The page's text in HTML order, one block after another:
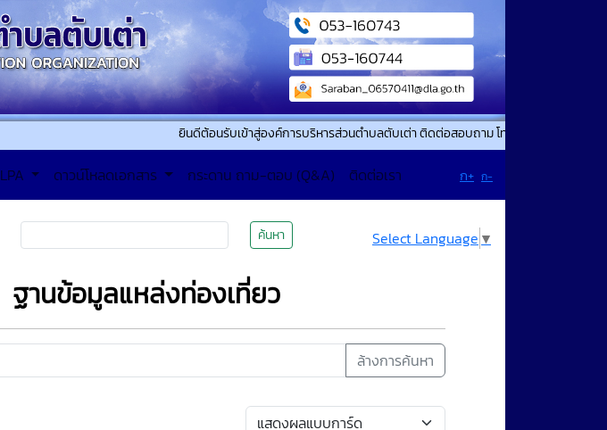
ยินดีต้อนรับเข้าสู่องค์การบริหารส่วนตำบลตับเต่า ติดต่อสอบถาม โทรศัพท์. 053-160743 โทรสาร.
LPA ดาวน์โหลดเอกสาร กระดาน ถาม-ตอบ (Q&A) ติดต่อเรา ก+ ก-
ค้นหา Select Language ▼
ฐานข้อมูลแหล่งท่องเที่ยว
ล้างการค้นหา